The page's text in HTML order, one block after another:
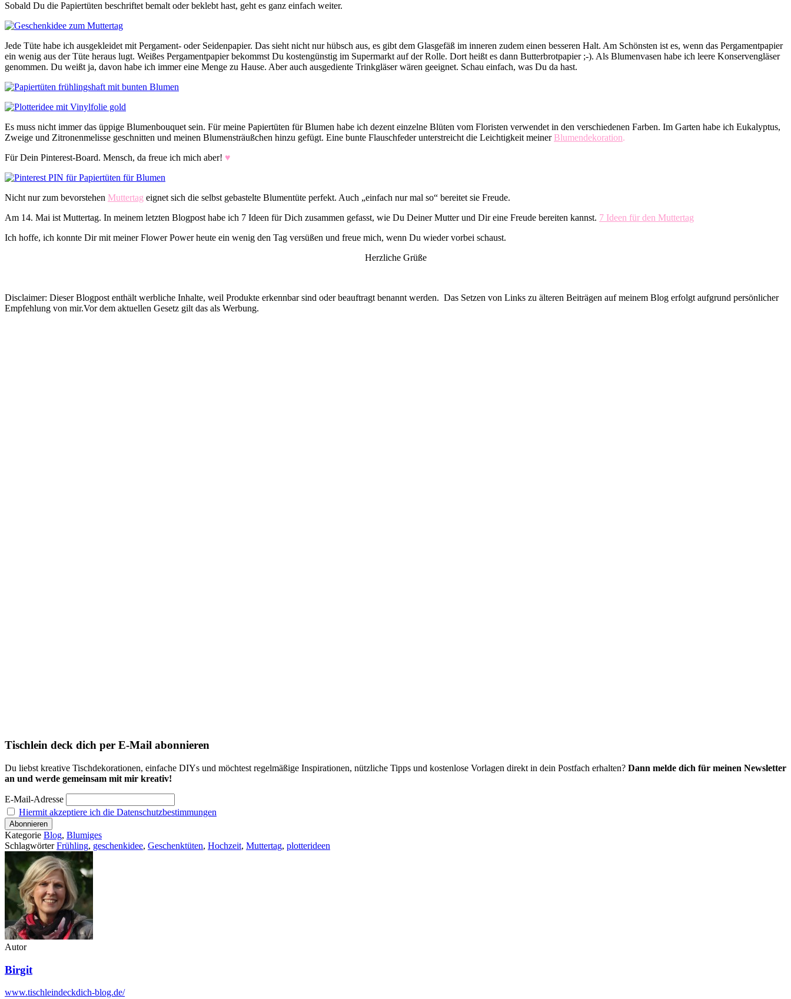
Sobald Du die Papiertüten beschriftet bemalt oder beklebt hast, geht es ganz einfach weiter.
Jede Tüte habe ich ausgekleidet mit Pergament- oder Seidenpapier. Das sieht nicht nur hübsch aus, es gibt dem Glasgefäß im inneren zudem einen besseren Halt. Am Schönsten ist es, wenn das Pergamentpapier
ein wenig aus der Tüte heraus lugt. Weißes Pergamentpapier bekommst Du kostengünstig im Supermarkt auf der Rolle. Dort heißt es dann Butterbrotpapier ;-). Als Blumenvasen habe ich leere Konservengläser
genommen. Du weißt ja, davon habe ich immer eine Menge zu Hause. Aber auch ausgediente Trinkgläser wären geeignet. Schau einfach, was Du da hast.
Es muss nicht immer das üppige Blumenbouquet sein. Für meine Papiertüten für Blumen habe ich dezent einzelne Blüten vom Floristen verwendet in den verschiedenen Farben. Im Garten habe ich Eukalyptus,
Zweige und Zitronenmelisse geschnitten und meinen Blumensträußchen hinzu gefügt. Eine bunte Flauschfeder unterstreicht die Leichtigkeit meinerBlumendekoration.
Für Dein Pinterest-Board. Mensch, da freue ich mich aber! ♥
Nicht nur zum bevorstehen Muttertag eignet sich die selbst gebastelte Blumentüte perfekt. Auch „einfach nur mal so“ bereitet sie Freude.
Am 14. Mai ist Muttertag. In meinem letzten Blogpost habe ich 7 Ideen für Dich zusammen gefasst, wie Du Deiner Mutter und Dir eine Freude bereiten kannst. 7 Ideen für den Muttertag
Ich hoffe, ich konnte Dir mit meiner Flower Power heute ein wenig den Tag versüßen und freue mich, wenn Du wieder vorbei schaust.
Herzliche Grüße
Disclaimer: Dieser Blogpost enthält werbliche Inhalte, weil Produkte erkennbar sind oder beauftragt benannt werden. Das Setzen von Links zu älteren Beiträgen auf meinem Blog erfolgt aufgrund persönlicher
Empfehlung von mir.Vor dem aktuellen Gesetz gilt das als Werbung.
Tischlein deck dich per E-Mail abonnieren
Du liebst kreative Tischdekorationen, einfache DIYs und möchtest regelmäßige Inspirationen, nützliche Tipps und kostenlose Vorlagen direkt in dein Postfach erhalten? Dann melde dich für meinen Newsletter
an und werde gemeinsam mit mir kreativ!
E-Mail-Adresse
Hiermit akzeptiere ich die Datenschutzbestimmungen
Kategorie Blog, Blumiges
SchlagwörterFrühling, geschenkidee, Geschenktüten, Hochzeit, Muttertag, plotterideen
Autor
Birgit
www.tischleindeckdich-blog.de/